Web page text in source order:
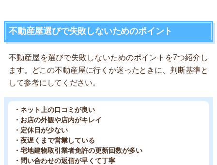
不動産屋選びで失敗しないためのポイント
不動産屋を選びで失敗しないためのポイントを7つ紹介し
ます。どこの不動産屋に行くか迷ったときに、判断基準と
して参考にしてください。
・ネット上の口コミが良い
・お店の外観や店内がキレイ
・定休日が少ない
・夜遅くまで営業している
・宅地建物取引業者免許の更新回数が多い
・問い合わせの返信が早くて丁寧